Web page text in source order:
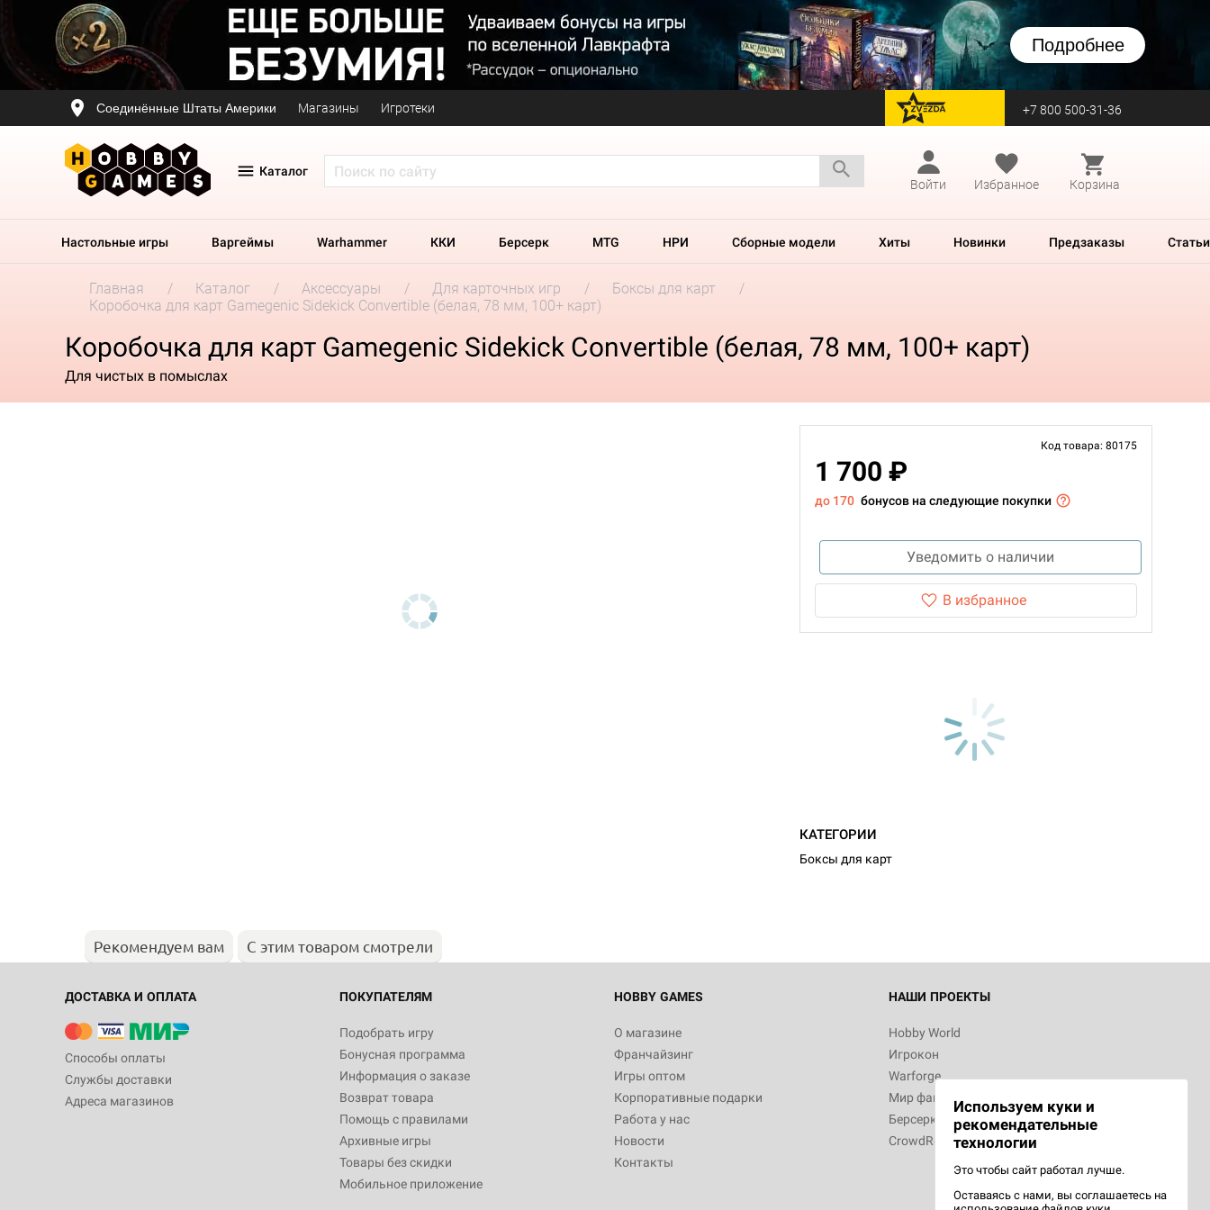
Подробнее
Соединённые Штаты Америки Магазины Игротеки перейти на Zvezda +7 800 500-31-36
Каталог
Войти
Избранное Корзина
Настольные игры Варгеймы Warhammer ККИ Берсерк MTG НРИ Сборные модели Хиты Новинки Предзаказы Статьи
Главная Каталог Аксессуары Для карточных игр
Боксы для карт
Коробочка для карт Gamegenic Sidekick Convertible (белая, 78 мм, 100+ карт)
Коробочка для карт Gamegenic Sidekick Convertible (белая, 78 мм, 100+ карт)
Для чистых в помыслах
Код товара: 80175
1 700 ₽
до 170 бонусов на следующие покупки
Уведомить о наличии
В избранное
КАТЕГОРИИ
Боксы для карт
Рекомендуем вам С этим товаром смотрели
ДОСТАВКА И ОПЛАТА
Способы оплаты
Службы доставки
Адреса магазинов
ПОКУПАТЕЛЯМ
Подобрать игру
Бонусная программа
Информация о заказе
Возврат товара
Помощь с правилами
Архивные игры
Товары без скидки
Мобильное приложение
HOBBY GAMES
О магазине
Франчайзинг
Игры оптом
Корпоративные подарки
Работа у нас
Новости
Контакты
НАШИ ПРОЕКТЫ
Hobby World
Игрокон
Warforge
Мир фантастики
Берсерк
CrowdRepublic
Используем куки и
рекомендательные
технологии
Это чтобы сайт работал лучше.
Оставаясь с нами, вы соглашаетесь на